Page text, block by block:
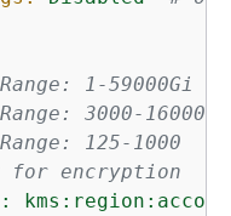
1-59000Gi
3000-16000
125-1000
for encryption